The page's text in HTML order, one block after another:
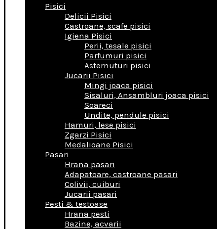
Pisici
Delicii Pisici
Castroane, scafe pisici
Igiena Pisici
Perii, tesale pisici
Parfumuri pisici
Asternuturi pisici
Jucarii Pisici
Mingi joaca pisici
Sisaluri, Ansambluri joaca pisici
Soareci
Undite, pendule pisici
Hamuri, lese pisici
Zgarzi Pisici
Medalioane Pisici
Pasari
Hrana pasari
Adapatoare, castroane pasari
Colivii, cuiburi
Jucarii pasari
Pesti & testoase
Hrana pesti
Bazine, acvarii